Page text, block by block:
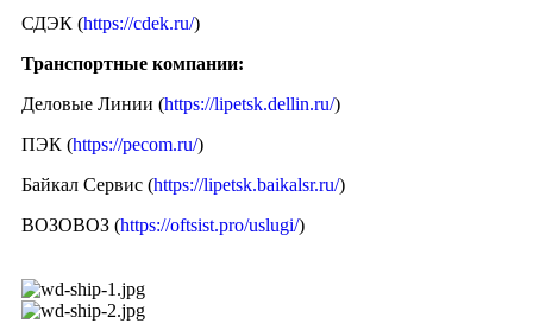
СДЭК (https://cdek.ru/)
Транспортные компании:
Деловые Линии (https://lipetsk.dellin.ru/)
ПЭК (https://pecom.ru/)
Байкал Сервис (https://lipetsk.baikalsr.ru/)
ВОЗОВОЗ (https://oftsist.pro/uslugi/)